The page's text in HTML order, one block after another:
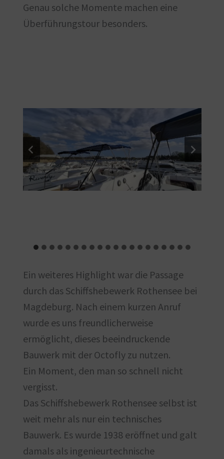
Genau solche Momente machen eine
Überführungstour besonders.
Ein weiteres Highlight war die Passage
durch das Schiffshebewerk Rothensee bei
Magdeburg. Nach einem kurzen Anruf
wurde es uns freundlicherweise
ermöglicht, dieses beeindruckende
Bauwerk mit der Octofly zu nutzen.
Ein Moment, den man so schnell nicht
vergisst.
Das Schiffshebewerk Rothensee selbst ist
weit mehr als nur ein technisches
Bauwerk. Es wurde 1938 eröffnet und galt
damals als ingenieurtechnische